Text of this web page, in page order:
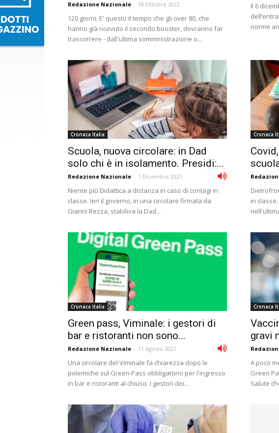
Redazione Nazionale - 18 Ottobre 2022
120 giorni. E' questo il tempo che gli over 80, che
hanno già ricevuto il secondo booster, dovranno far
trascorrere - dall'ultima somministrazione o...
Il 6
norme
Cronaca Italia
Scuola, nuova circolare: in Dad
solo chi è in isolamento. Presidi:...
Redazione Nazionale - 1 Dicembre 2021
Niente più Didattica a distanza in caso di contagi in
classe. Ieri il governo, in una circolare firmata da
Gianni Rezza, stabiliva la Dad...
Cronaca
in
Cronaca Italia
Green pass, Viminale: i gestori di
bar e ristoranti non sono...
Redazione Nazionale - 11 Agosto 2021
Una circolare del Viminale fa chiarezza dopo le
polemiche sul Green Pass obbligatorio per l'ingresso
in bar e ristoranti al chiuso. I gestori dei...
Cronaca
gravi
A poco
Green
Salute